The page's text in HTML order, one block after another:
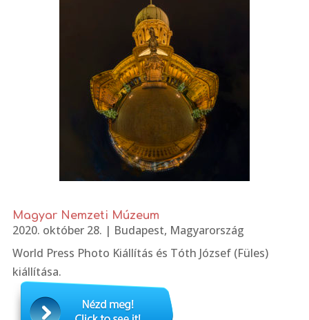
Magyar Nemzeti Múzeum
2020. október 28. | Budapest, Magyarország
World Press Photo Kiállítás és Tóth József (Füles)
kiállítása.